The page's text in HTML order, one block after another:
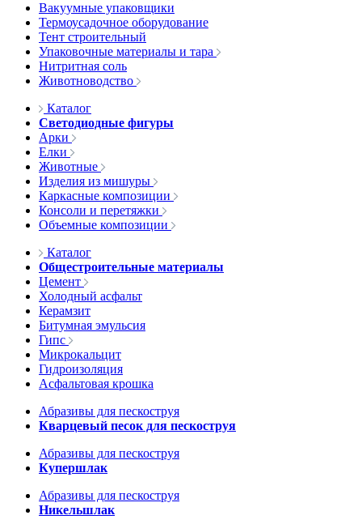
Вакуумные упаковщики
Термоусадочное оборудование
Тент строительный
Упаковочные материалы и тара
Нитритная соль
Животноводство
Каталог
Светодиодные фигуры
Арки
Елки
Животные
Изделия из мишуры
Каркасные композиции
Консоли и перетяжки
Объемные композиции
Каталог
Общестроительные материалы
Цемент
Холодный асфальт
Керамзит
Битумная эмульсия
Гипс
Микрокальцит
Гидроизоляция
Асфальтовая крошка
Абразивы для пескоструя
Кварцевый песок для пескоструя
Абразивы для пескоструя
Купершлак
Абразивы для пескоструя
Никельшлак